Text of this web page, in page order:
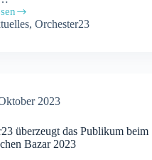
,Orchester23
2023
überzeugt das Publikum beim
Bazar 2023